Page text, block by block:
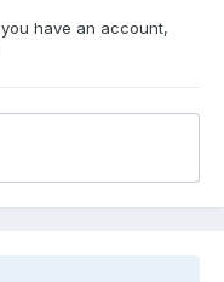
have an account,